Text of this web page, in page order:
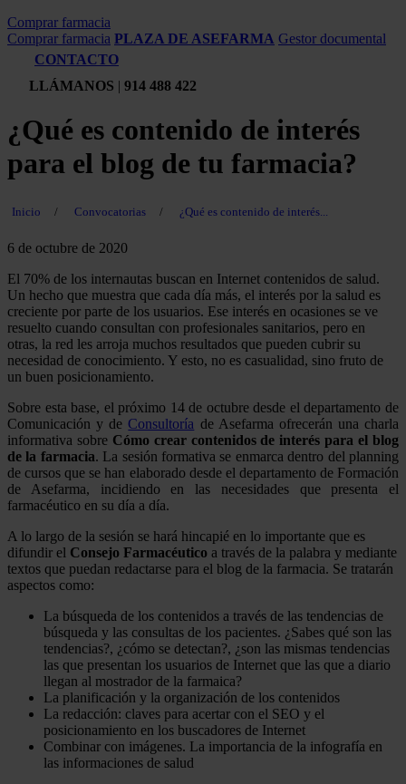
Comprar farmacia
Comprar farmacia PLAZA DE ASEFARMA Gestor documental
CONTACTO
LLÁMANOS | 914 488 422
¿Qué es contenido de interés
para el blog de tu farmacia?
Inicio / Convocatorias / ¿Qué es contenido de interés...
6 de octubre de 2020
El 70% de los internautas buscan en Internet contenidos de salud.
Un hecho que muestra que cada día más, el interés por la salud es
creciente por parte de los usuarios. Ese interés en ocasiones se ve
resuelto cuando consultan con profesionales sanitarios, pero en
otras, la red les arroja muchos resultados que pueden cubrir su
necesidad de conocimiento. Y esto, no es casualidad, sino fruto de
un buen posicionamiento.
Sobre esta base, el próximo 14 de octubre desde el departamento de
Comunicación y de Consultoría de Asefarma ofrecerán una charla
informativa sobre Cómo crear contenidos de interés para el blog
de la farmacia. La sesión formativa se enmarca dentro del planning
de cursos que se han elaborado desde el departamento de Formación
de Asefarma, incidiendo en las necesidades que presenta el
farmacéutico en su día a día.
A lo largo de la sesión se hará hincapié en lo importante que es
difundir el Consejo Farmacéutico a través de la palabra y mediante
textos que puedan redactarse para el blog de la farmacia. Se tratarán
aspectos como:
La búsqueda de los contenidos a través de las tendencias de
búsqueda y las consultas de los pacientes. ¿Sabes qué son las
tendencias?, ¿cómo se detectan?, ¿son las mismas tendencias
las que presentan los usuarios de Internet que las que a diario
llegan al mostrador de la farmaica?
La planificación y la organización de los contenidos
La redacción: claves para acertar con el SEO y el
posicionamiento en los buscadores de Internet
Combinar con imágenes. La importancia de la infografía en
las informaciones de salud